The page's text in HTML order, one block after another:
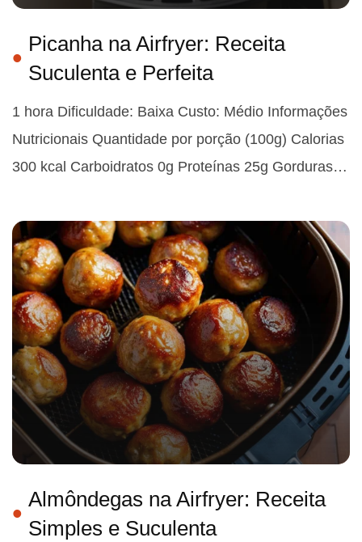
Picanha na Airfryer: Receita
Suculenta e Perfeita
1 hora Dificuldade: Baixa Custo: Médio Informações
Nutricionais Quantidade por porção (100g) Calorias
300 kcal Carboidratos 0g Proteínas 25g Gorduras…
Almôndegas na Airfryer: Receita
Simples e Suculenta